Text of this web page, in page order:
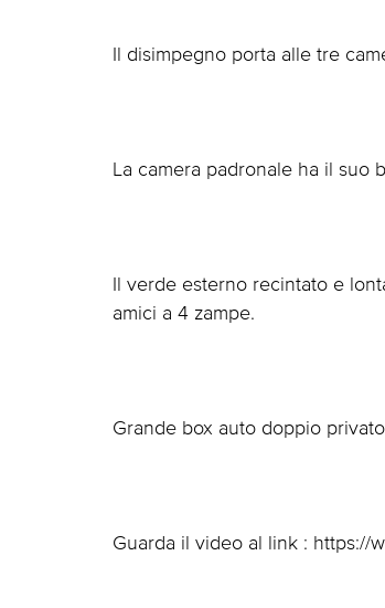
Il disimpegno porta alle tre
La camera padronale ha il suo
Il verde esterno recintato e
amici a 4 zampe.
Grande box auto doppio
Guarda il video al link : https://